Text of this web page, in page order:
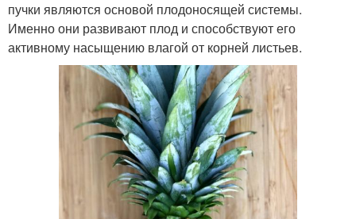
пучки являются основой плодоносящей системы.
Именно они развивают плод и способствуют его
активному насыщению влагой от корней листьев.